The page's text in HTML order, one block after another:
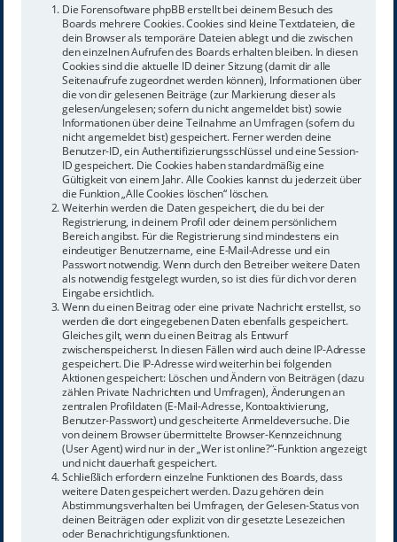
Die Forensoftware phpBB erstellt bei deinem Besuch des
Boards mehrere Cookies. Cookies sind kleine Textdateien, die
dein Browser als temporäre Dateien ablegt und die zwischen
den einzelnen Aufrufen des Boards erhalten bleiben. In diesen
Cookies sind die aktuelle ID deiner Sitzung (damit dir alle
Seitenaufrufe zugeordnet werden können), Informationen über
die von dir gelesenen Beiträge (zur Markierung dieser als
gelesen/ungelesen; sofern du nicht angemeldet bist) sowie
Informationen über deine Teilnahme an Umfragen (sofern du
nicht angemeldet bist) gespeichert. Ferner werden deine
Benutzer-ID, ein Authentifizierungsschlüssel und eine Session-
ID gespeichert. Die Cookies haben standardmäßig eine
Gültigkeit von einem Jahr. Alle Cookies kannst du jederzeit über
die Funktion „Alle Cookies löschen“ löschen.
Weiterhin werden die Daten gespeichert, die du bei der
Registrierung, in deinem Profil oder deinem persönlichem
Bereich angibst. Für die Registrierung sind mindestens ein
eindeutiger Benutzername, eine E-Mail-Adresse und ein
Passwort notwendig. Wenn durch den Betreiber weitere Daten
als notwendig festgelegt wurden, so ist dies für dich vor deren
Eingabe ersichtlich.
Wenn du einen Beitrag oder eine private Nachricht erstellst, so
werden die dort eingegebenen Daten ebenfalls gespeichert.
Gleiches gilt, wenn du einen Beitrag als Entwurf
zwischenspeicherst. In diesen Fällen wird auch deine IP-Adresse
gespeichert. Die IP-Adresse wird weiterhin bei folgenden
Aktionen gespeichert: Löschen und Ändern von Beiträgen (dazu
zählen Private Nachrichten und Umfragen), Änderungen an
zentralen Profildaten (E-Mail-Adresse, Kontoaktivierung,
Benutzer-Passwort) und gescheiterte Anmeldeversuche. Die
von deinem Browser übermittelte Browser-Kennzeichnung
(User Agent) wird nur in der „Wer ist online?“-Funktion angezeigt
und nicht dauerhaft gespeichert.
Schließlich erfordern einzelne Funktionen des Boards, dass
weitere Daten gespeichert werden. Dazu gehören dein
Abstimmungsverhalten bei Umfragen, der Gelesen-Status von
deinen Beiträgen oder explizit von dir gesetzte Lesezeichen
oder Benachrichtigungsfunktionen.